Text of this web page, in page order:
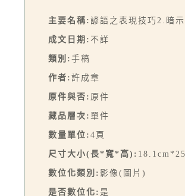
主要名稱: 諺語之表現技巧2.暗示
成文日期: 不詳
類別: 手稿
作者: 許成章
原件與否: 原件
藏品層次: 單件
數量單位: 4頁
尺寸大小(長*寬*高):
數位化類別: 影像(圖片)
是否數位化: 是